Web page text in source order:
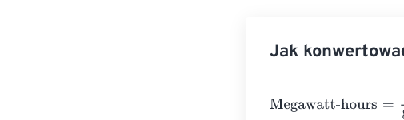
Jak
Megawatt-hours